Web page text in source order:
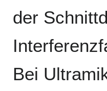
der
Bei